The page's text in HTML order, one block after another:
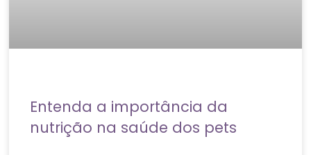
Entenda a importância da
nutrição na saúde dos pets